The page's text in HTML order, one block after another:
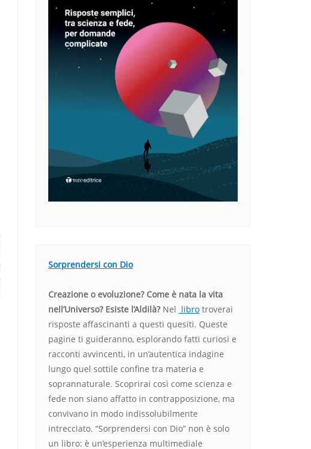
Sorprendersi con Dio
Creazione o evoluzione? Come è nata la vita
nell’Universo? Esiste l’Aldilà? Nel libro troverai
risposte affascinanti a questi quesiti. Queste
pagine ti guideranno, esplorando fatti curiosi e
racconti avvincenti, in un’autentica indagine
lungo quel sottile confine tra materia e
soprannaturale. Scoprirai così come scienza e
fede non siano affatto in contrapposizione, ma
convivano in modo indissolubilmente
intrecciato. “Sorprendersi con Dio” non è solo
un libro: è un’esperienza multimediale